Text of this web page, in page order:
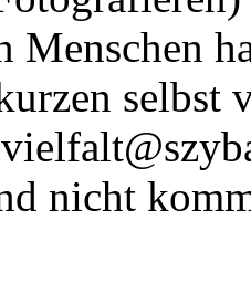
Menschen
selbst
nicht